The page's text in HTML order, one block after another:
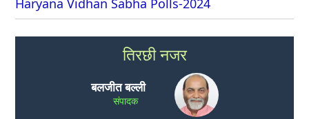
Haryana Vidhan Sabha Polls-2024
तिरछी नजर
बलजीत बल्ली
संपादक